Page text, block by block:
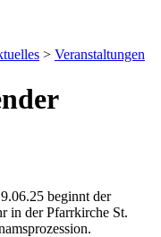
> Veranstaltungen
beginnt der
in der Pfarrkirche St.